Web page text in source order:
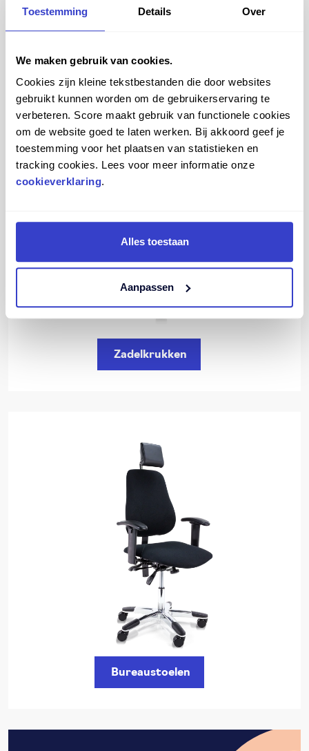
Toestemming Details Over
We maken gebruik van cookies.
Cookies zijn kleine tekstbestanden die door websites
gebruikt kunnen worden om de gebruikerservaring te
verbeteren. Score maakt gebruik van functionele cookies
om de website goed te laten werken. Bij akkoord geef je
toestemming voor het plaatsen van statistieken en
tracking cookies. Lees voor meer informatie onze
cookieverklaring.
Alles toestaan
Aanpassen
Zadelkrukken
Bureaustoelen